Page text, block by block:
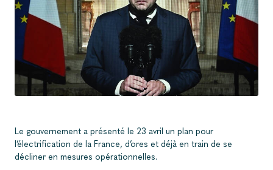
Le gouvernement a présenté le 23 avril un plan pour
l’électrification de la France, d’ores et déjà en train de se
décliner en mesures opérationnelles.